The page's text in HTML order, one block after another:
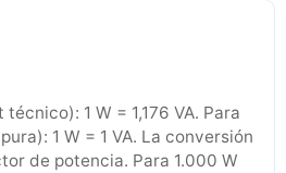
1 W = 1,176 VA. Para
1 W = 1 VA. La conversión
de potencia. Para 1.000 W